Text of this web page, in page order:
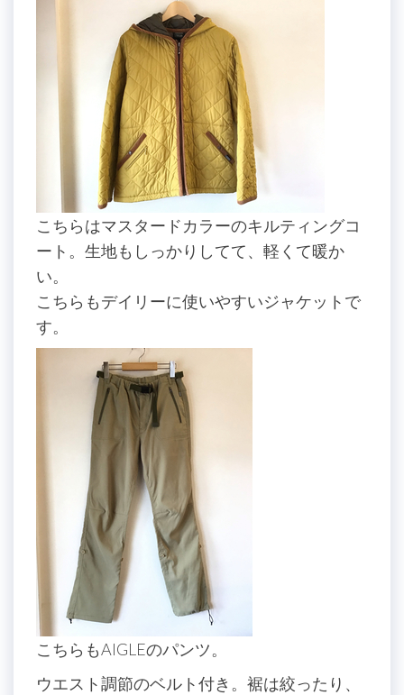
こちらはマスタードカラーのキルティングコ
ート。生地もしっかりしてて、軽くて暖か
い。
こちらもデイリーに使いやすいジャケットで
す。
こちらもAIGLEのパンツ。
ウエスト調節のベルト付き。裾は絞ったり、